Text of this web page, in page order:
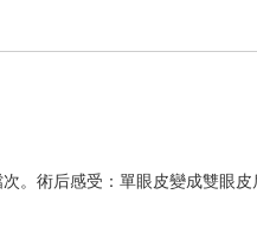
。術后感受：單眼皮變成雙眼